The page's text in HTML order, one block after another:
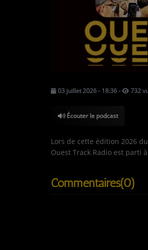
LES JEUX-CONCOURS
CONTACTEZ-NOUS !
03 juillet 2026 - 18:36- 732
Écouter le podcast
Lors de cette édition 2026
Ouest Track Radio est parti
Commentaires(0)